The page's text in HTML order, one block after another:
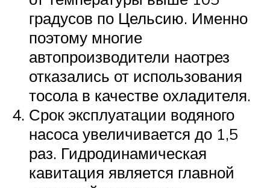
градусов по Цельсию. Именно
поэтому многие
автопроизводители наотрез
отказались от использования
тосола в качестве охладителя.
Срок эксплуатации водяного
насоса увеличивается до 1,5
раз. Гидродинамическая
кавитация является главной